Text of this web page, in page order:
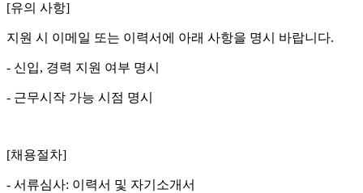
[유의 사항]
지원 시 이메일 또는 이력서에 아래 사항을 명시 바랍니다.
- 신입, 경력 지원 여부 명시
- 근무시작 가능 시점 명시
[채용절차]
- 서류심사: 이력서 및 자기소개서